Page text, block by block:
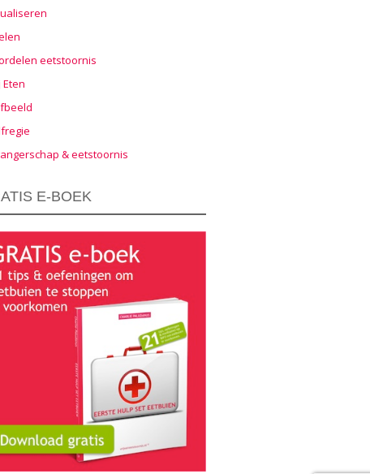
eetstoornis
Eten
& eetstoornis
E-BOEK